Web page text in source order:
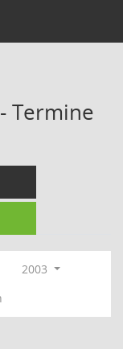
Termine
2003